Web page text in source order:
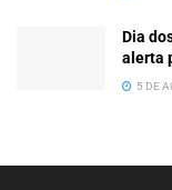
Dia
alerta
5 DE